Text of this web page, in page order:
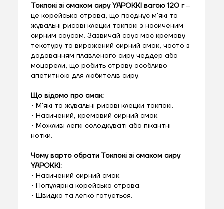
Токпокі зі смаком сиру YAPOKKI вагою 120 г–
це корейська страва, що поєднує м'які та
жувальні рисові клецки токпокі з насиченим
сирним соусом. Зазвичай соус має кремову
текстуру та виражений сирний смак, часто з
додаванням плавленого сиру чеддер або
моцарели, що робить страву особливо
апетитною для любителів сиру.
Що відомо про смак:
• М'які та жувальні рисові клецки токпокі.
• Насичений, кремовий сирний смак.
• Можливі легкі солодкуваті або пікантні
нотки.
Чому варто обрати Токпокі зі смаком сиру
YAPOKKI:
• Насичений сирний смак.
• Популярна корейська страва.
• Швидко та легко готується.